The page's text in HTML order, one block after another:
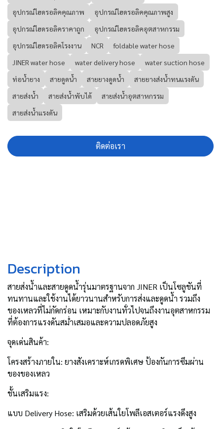
อุปกรณ์ไฮดรอลิคคุณภาพ
อุปกรณ์ไฮดรอลิคคุณภาพสูง
อุปกรณ์ไฮดรอลิคราคาถูก
อุปกรณ์ไฮดรอลิคอุตสาหกรรม
อุปกรณ์ไฮดรอลิคโรงงาน
NCR
foldable water hose
JINER water hose
water delivery hose
water suction hose
ท่อน้ำยาง
สายดูดน้ำ สายยางดูดน้ำ
สายยางส่งน้ำทนแรงดัน
สายส่งน้ำ
สายส่งน้ำพับได้
สายส่งน้ำอุตสาหกรรม
สายส่งน้ำแรงดัน
ติดต่อเรา
Description
สายส่งน้ำและสายดูดน้ำรุ่นมาตรฐานจาก JINER เป็นโซลูชันที่
ทนทานและใช้งานได้ยาวนานสำหรับการส่งและดูดน้ำ รวมถึง
ของเหลวที่ไม่กัดกร่อน เหมาะกับงานทั่วไปจนถึงงานอุตสาหกรรม
ที่ต้องการแรงดันสม่ำเสมอและความปลอดภัยสูง
จุดเด่นสินค้า:
โครงสร้างภายใน: ยางสังเคราะห์เกรดพิเศษ ป้องกันการซึมผ่าน
ของของเหลว
ชั้นเสริมแรง:
แบบ Delivery Hose: เสริมด้วยเส้นใยโพลีเอสเตอร์แรงดึงสูง